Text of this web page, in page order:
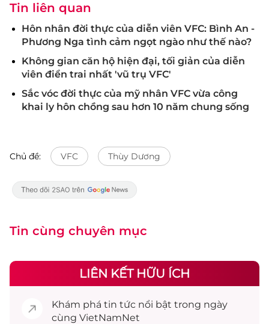
Tin liên quan
Hôn nhân đời thực của diễn viên VFC: Bình An -
Phương Nga tình cảm ngọt ngào như thế nào?
Không gian căn hộ hiện đại, tối giản của diễn
viên điển trai nhất 'vũ trụ VFC'
Sắc vóc đời thực của mỹ nhân VFC vừa công
khai ly hôn chồng sau hơn 10 năm chung sống
Chủ đề: VFC Thùy Dương
Tin cùng chuyên mục
LIÊN KẾT HỮU ÍCH
Khám phá tin tức nổi bật trong ngày
cùng VietNamNet